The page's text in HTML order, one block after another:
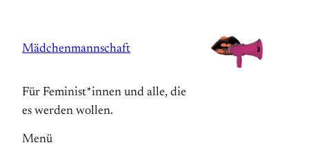
springen
Mädchenmannschaft
Für Feminist*innen und alle, die
es werden wollen.
Menü